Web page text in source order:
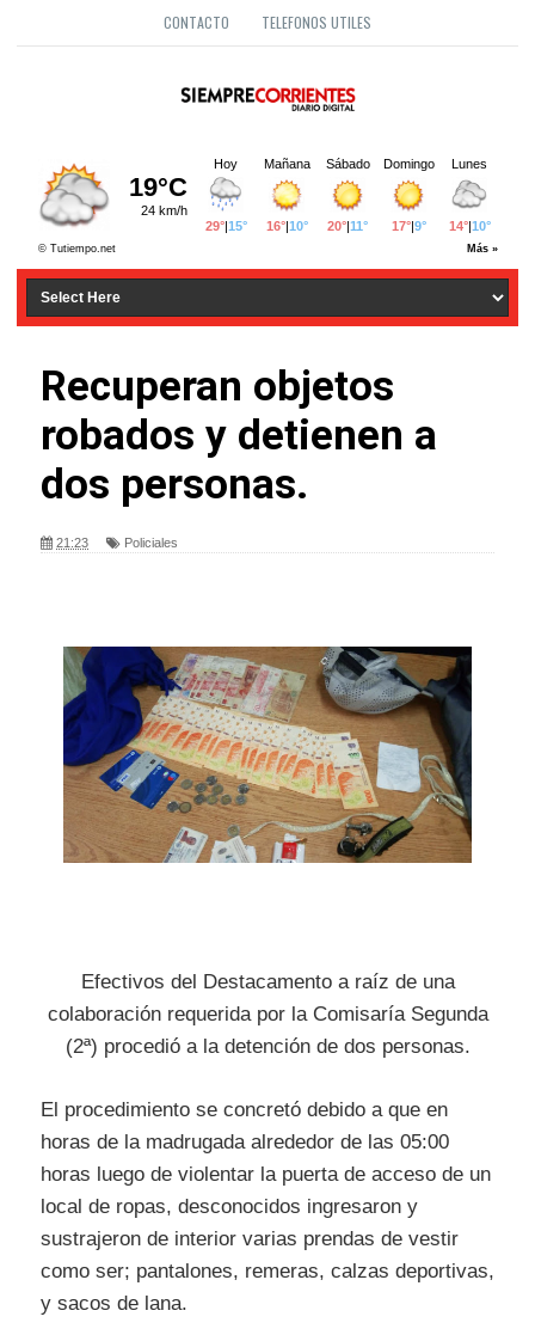
CONTACTO TELEFONOS UTILES
Recuperan objetos
robados y detienen a
dos personas.
21:23 Policiales
Efectivos del Destacamento a raíz de una
colaboración requerida por la Comisaría Segunda
(2ª) procedió a la detención de dos personas.
El procedimiento se concretó debido a que en
horas de la madrugada alrededor de las 05:00
horas luego de violentar la puerta de acceso de un
local de ropas, desconocidos ingresaron y
sustrajeron de interior varias prendas de vestir
como ser; pantalones, remeras, calzas deportivas,
y sacos de lana.